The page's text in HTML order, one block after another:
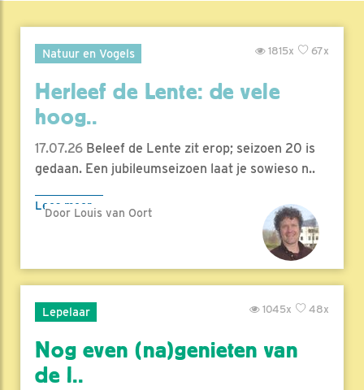
Natuur en Vogels 67x
1815x
Herleef de Lente: de vele
hoog..
17.07.26 Beleef de Lente zit erop; seizoen 20 is
gedaan. Een jubileumseizoen laat je sowieso n..
Lees meer
Door Louis van Oort
Lepelaar 48x
1045x
Nog even (na)genieten van
de l..